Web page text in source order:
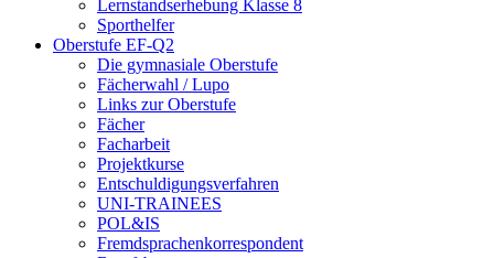
Lernstandserhebung Klasse 8
Sporthelfer
Oberstufe EF-Q2
Die gymnasiale Oberstufe
Fächerwahl / Lupo
Links zur Oberstufe
Fächer
Facharbeit
Projektkurse
Entschuldigungsverfahren
UNI-TRAINEES
POL&IS
Fremdsprachenkorrespondent